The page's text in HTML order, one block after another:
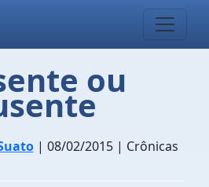
ou
| 08/02/2015 | Crônicas